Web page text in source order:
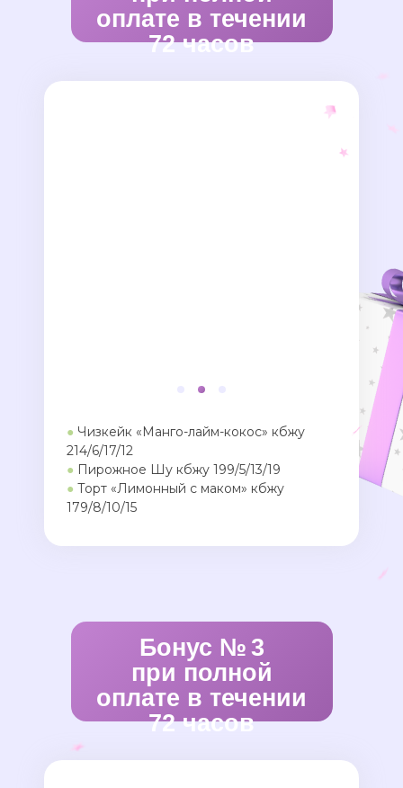
оплате в течении
72 часов
● Чизкейк «Манго-лайм-кокос» кбжу
214/6/17/12
● Пирожное Шу кбжу 199/5/13/19
● Торт «Лимонный с маком» кбжу
179/8/10/15
Бонус № 3
при полной
оплате в течении
72 часов